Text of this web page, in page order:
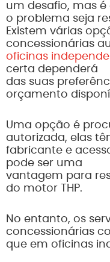
um desafio, mas
o problema seja
Existem várias
concessionárias
oficinas
certa dependerá
das suas
orçamento
Uma opção é
autorizada, elas
fabricante e
pode ser uma
vantagem para
do motor THP.
No entanto, os
concessionárias
que em oficinas